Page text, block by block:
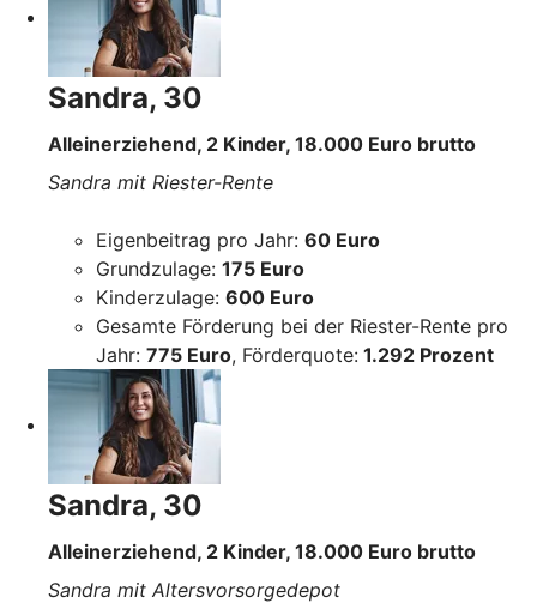
Sandra, 30
Alleinerziehend, 2 Kinder, 18.000 Euro brutto
Sandra mit Riester-Rente
Eigenbeitrag pro Jahr: 60 Euro
Grundzulage: 175 Euro
Kinderzulage: 600 Euro
Gesamte Förderung bei der Riester-Rente pro
Jahr: 775 Euro, Förderquote: 1.292 Prozent
Sandra, 30
Alleinerziehend, 2 Kinder, 18.000 Euro brutto
Sandra mit Altersvorsorgedepot